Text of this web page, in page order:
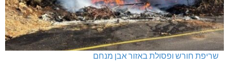
שריפת חורש ופסולת באזור אבן מנחם